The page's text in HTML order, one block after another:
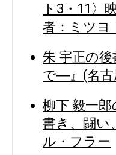
ト3・11〉
者：ミツヨ
朱 宇正の
で―』(名古
柳下 毅一
書き、闘い
ル・フラー